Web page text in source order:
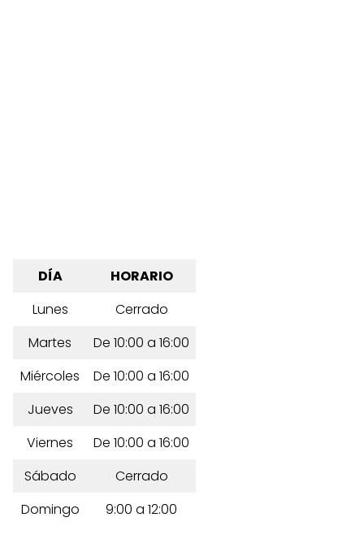
DÍA
HORARIO
Lunes
Cerrado
Martes
De 10:00 a 16:00
Miércoles
De 10:00 a 16:00
Jueves
De 10:00 a 16:00
Viernes
De 10:00 a 16:00
Sábado
Cerrado
Domingo
9:00 a 12:00